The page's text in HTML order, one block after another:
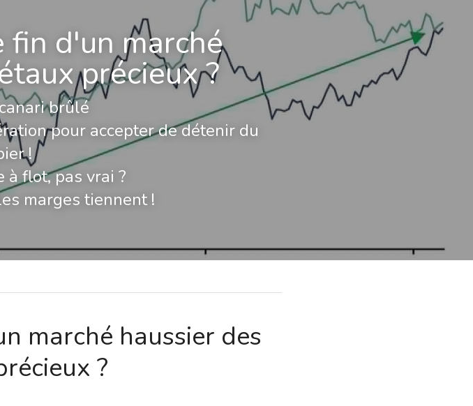
fin d'un marché
précieux ?
brûlé
pour accepter de détenir du
!
à flot, pas vrai ?
marges tiennent !
marché haussier des
?